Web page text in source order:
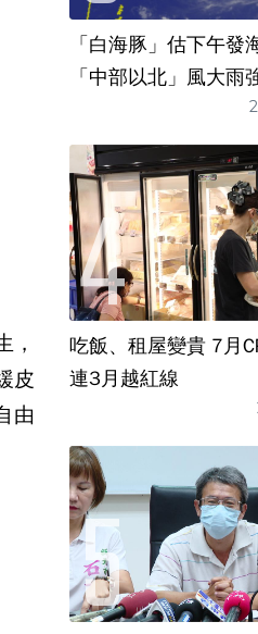
，
皮
由
「白海豚」估下午發
「中部以北」風大雨
吃飯、租屋變貴 7月
連3月越紅線